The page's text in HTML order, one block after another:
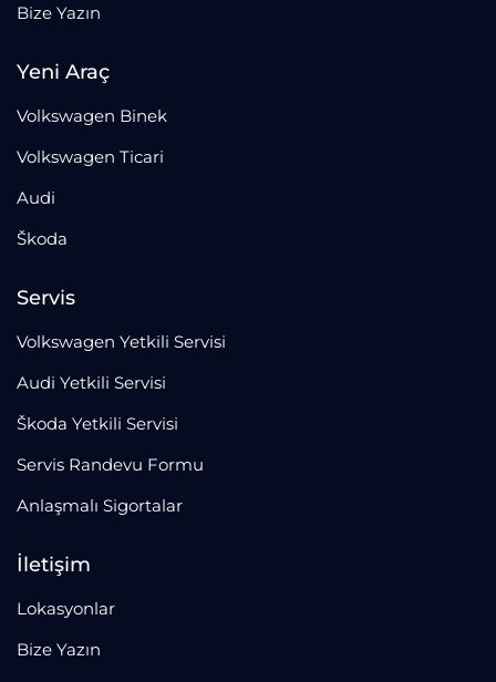
Bize Yazın
Yeni Araç
Volkswagen Binek
Volkswagen Ticari
Audi
Škoda
Servis
Volkswagen Yetkili Servisi
Audi Yetkili Servisi
Škoda Yetkili Servisi
Servis Randevu Formu
Anlaşmalı Sigortalar
İletişim
Lokasyonlar
Bize Yazın